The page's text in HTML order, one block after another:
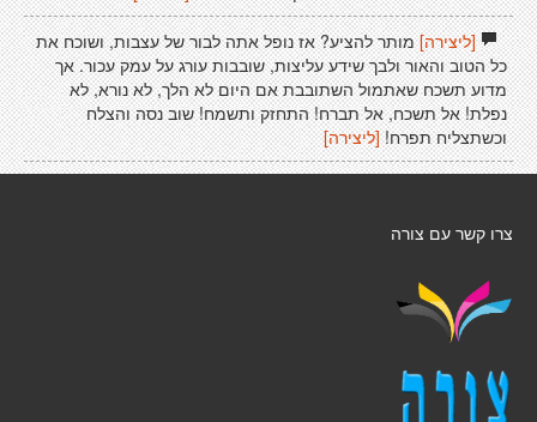
[ליצירה]מותר להציע? אז נופל אתה לבור של עצבות, ושוכח את
כל הטוב והאור ולבך שידע עליצות, שובבות עורג על עמק עכור. אך
מדוע תשכח שאתמול השתובבת אם היום לא הלך, לא נורא, לא
נפלת! אל תשכח, אל תברח! התחזק ותשמח! שוב נסה והצלח
וכשתצליח תפרח! [ליצירה]
צרו קשר עם צורה